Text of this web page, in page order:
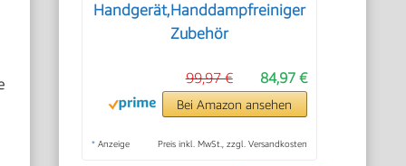
Handgerät,Handdampfreiniger
Zubehör
84,97 €
99,97 €
Bei Amazon ansehen
* Anzeige Preis inkl. MwSt., zzgl. Versandkosten